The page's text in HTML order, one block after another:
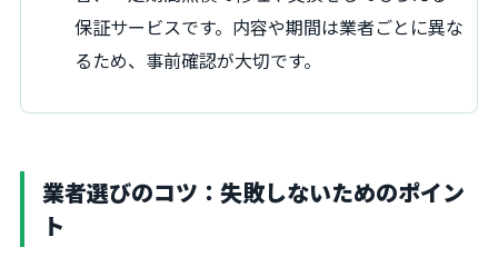
保証サービスです。内容や期間は業者ごとに異な
るため、事前確認が大切です。
業者選びのコツ：失敗しないためのポイン
ト